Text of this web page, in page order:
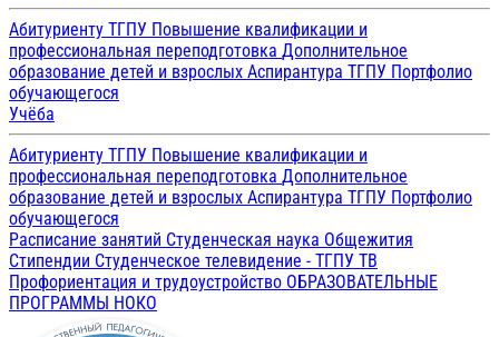
Абитуриенту ТГПУ Повышение квалификации и
профессиональная переподготовка Дополнительное
образование детей и взрослых Аспирантура ТГПУ Портфолио
обучающегося
Учёба
Абитуриенту ТГПУ Повышение квалификации и
профессиональная переподготовка Дополнительное
образование детей и взрослых Аспирантура ТГПУ Портфолио
обучающегося
Расписание занятий Студенческая наука Общежития
Стипендии Студенческое телевидение - ТГПУ ТВ
Профориентация и трудоустройство ОБРАЗОВАТЕЛЬНЫЕ
ПРОГРАММЫ НОКО